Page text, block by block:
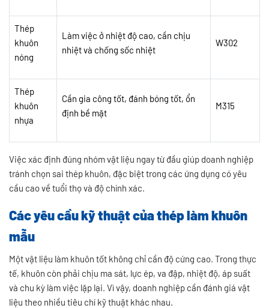
Thép
khuôn
nóng
Làm việc ở nhiệt độ cao, cần chịu
nhiệt và chống sốc nhiệt
W302
Thép
khuôn
nhựa
Cần gia công tốt, đánh bóng tốt, ổn
định bề mặt
M315
Việc xác định đúng nhóm vật liệu ngay từ đầu giúp doanh nghiệp
tránh chọn sai thép khuôn, đặc biệt trong các ứng dụng có yêu
cầu cao về tuổi thọ và độ chính xác.
Các yêu cầu kỹ thuật của thép làm khuôn
mẫu
Một vật liệu làm khuôn tốt không chỉ cần độ cứng cao. Trong thực
tế, khuôn còn phải chịu ma sát, lực ép, va đập, nhiệt độ, áp suất
và chu kỳ làm việc lặp lại. Vì vậy, doanh nghiệp cần đánh giá vật
liệu theo nhiều tiêu chí kỹ thuật khác nhau.